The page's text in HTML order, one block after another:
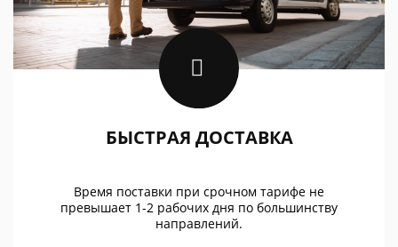
БЫСТРАЯ ДОСТАВКА
Время поставки при срочном тарифе не
превышает 1-2 рабочих дня по большинству
направлений.